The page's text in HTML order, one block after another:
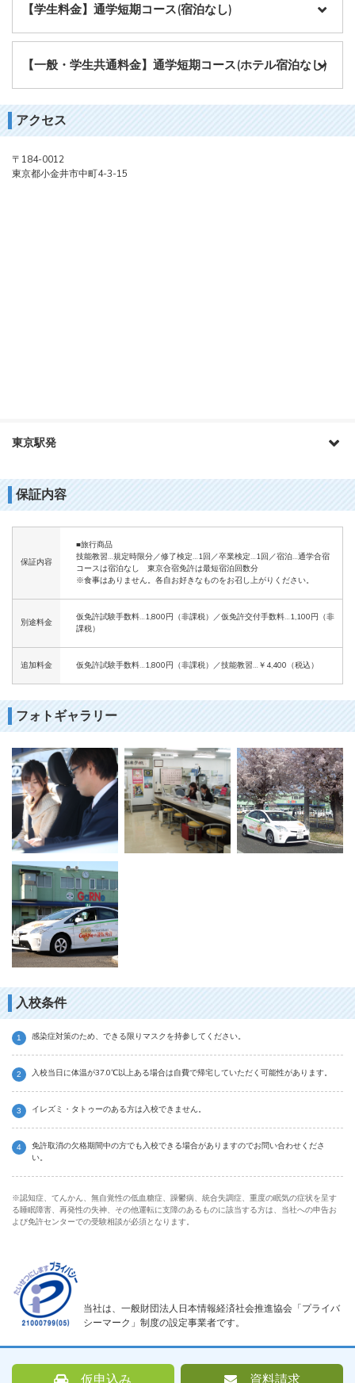
【学生料金】通学短期コース(宿泊なし)
【一般・学生共通料金】通学短期コース(ホテル宿泊なし)
アクセス
〒184-0012
東京都小金井市中町4-3-15
東京駅発
保証内容
保証内容
■旅行商品
技能教習…規定時限分／修了検定…1回／卒業検定…1回／宿泊…通学合宿
コースは宿泊なし 東京合宿免許は最短宿泊回数分
※食事はありません。各自お好きなものをお召し上がりください。
別途料金
仮免許試験手数料…1,800円（非課税）／仮免許交付手数料…1,100円（非
課税）
追加料金 仮免許試験手数料…1,800円（非課税）／技能教習…￥4,400（税込）
フォトギャラリー
入校条件
感染症対策のため、できる限りマスクを持参してください。
入校当日に体温が37.0℃以上ある場合は自費で帰宅していただく可能性があります。
イレズミ・タトゥーのある方は入校できません。
免許取消の欠格期間中の方でも入校できる場合がありますのでお問い合わせくださ
い。
※認知症、てんかん、無自覚性の低血糖症、躁鬱病、統合失調症、重度の眠気の症状を呈す
る睡眠障害、再発性の失神、その他運転に支障のあるものに該当する方は、当社への申告お
よび免許センターでの受験相談が必須となります。
当社は、一般財団法人日本情報経済社会推進協会「プライバ
シーマーク」制度の設定事業者です。